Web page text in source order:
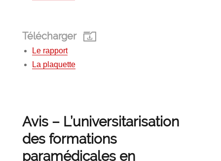
Télécharger
Le rapport
La plaquette
Avis – L’universitarisation
des formations
paramédicales en